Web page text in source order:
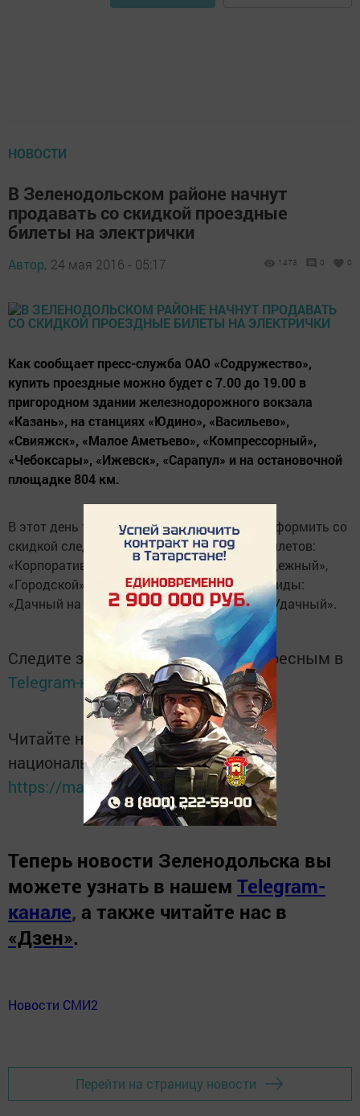
НОВОСТИ
В Зеленодольском районе начнут
продавать со скидкой проездные
билеты на электрички
Автор, 24 мая 2016 - 05:17 1473 0 0
Как сообщает пресс-служба ОАО «Содружество»,
купить проездные можно будет с 7.00 до 19.00 в
пригородном здании железнодорожного вокзала
«Казань», на станциях «Юдино», «Васильево»,
«Свияжск», «Малое Аметьево», «Компрессорный»,
«Чебоксары», «Ижевск», «Сарапул» и на остановочной
площадке 804 км.
В этот день также появится возможность оформить со
скидкой следующие виды абонементных билетов:
«Корпоративный», «Мне в столицу», «Молодежный»,
«Городской», «Два берега», а также новые виды:
«Дачный на Запад», «Дачный на Восток», «Удачный».
Следите за самым важным и интересным в
Telegram-каналеТатмедиа
Читайте новости Татарстана в
национальном мессенджере MАХ:
https://max.ru/tatmedia
Теперь новости Зеленодольска вы
можете узнать в нашем Telegram-
канале, а также читайте нас в
«Дзен».
Новости СМИ2
Перейти на страницу новости